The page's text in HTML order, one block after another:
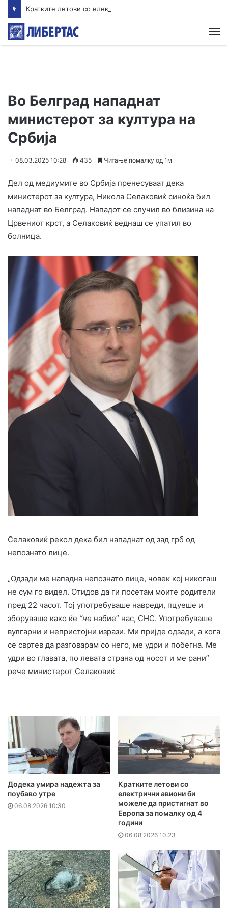
Во Белград нападнат
министерот за култура на
Србија
08.03.2025 10:28 435 Читање помалку од 1м
Дел од медиумите во Србија пренесуваат дека
министерот за култура, Никола Селаковиќ синоќа бил
нападнат во Белград. Нападот се случил во близина на
Црвениот крст, а Селаковиќ веднаш се упатил во
болница.
Селаковиќ рекол дека бил нападнат од зад грб од
непознато лице.
„Одзади ме нападна непознато лице, човек кој никогаш
не сум го видел. Отидов да ги посетам моите родители
пред 22 часот. Тој употребуваше навреди, пцуеше и
зборуваше како ќе “не набие” нас, СНС. Употребуваше
вулгарни и непристојни изрази. Ми пријде одзади, а кога
се свртев да разговарам со него, ме удри и побегна. Ме
удри во главата, по левата страна од носот и ме рани”
рече министерот Селаковиќ
Додека умира надежта за
поубаво утре
06.08.2026 10:30
Кратките летови со
електрични авиони би
можеле да пристигнат во
Европа за помалку од 4
години
06.08.2026 10:23